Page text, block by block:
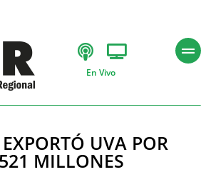
En Vivo
UVA POR
MILLONES